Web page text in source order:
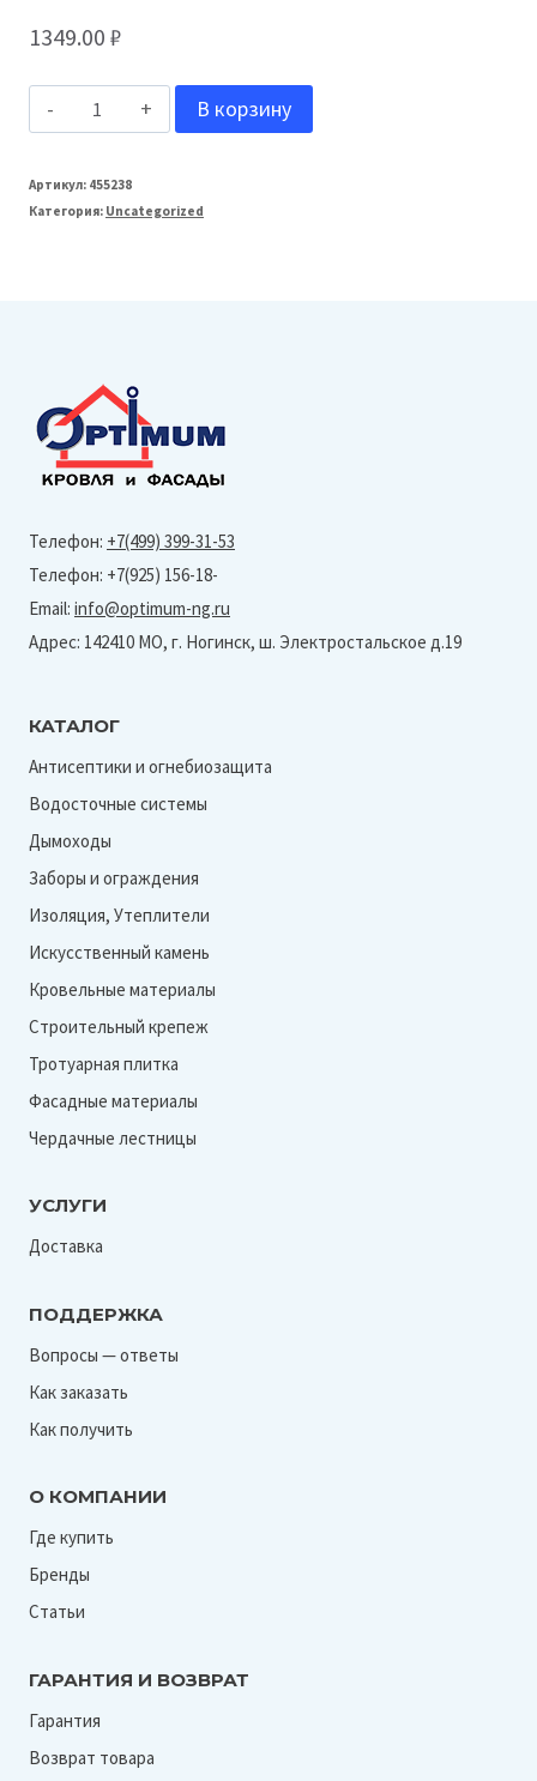
1349.00 ₽
Количество
Grand
Line
RR
32-
0,5
Тип
профиля
В
В корзину
Артикул: 455238
Категория: Uncategorized
Телефон: +7(499) 399-31-53
Телефон: +7(925) 156-18-
Email: info@optimum-ng.ru
Адрес: 142410 МО, г. Ногинск, ш. Электростальское д.19
КАТАЛОГ
Антисептики и огнебиозащита
Водосточные системы
Дымоходы
Заборы и ограждения
Изоляция, Утеплители
Искусственный камень
Кровельные материалы
Строительный крепеж
Тротуарная плитка
Фасадные материалы
Чердачные лестницы
УСЛУГИ
Доставка
ПОДДЕРЖКА
Вопросы — ответы
Как заказать
Как получить
О КОМПАНИИ
Где купить
Бренды
Статьи
ГАРАНТИЯ И ВОЗВРАТ
Гарантия
Возврат товара